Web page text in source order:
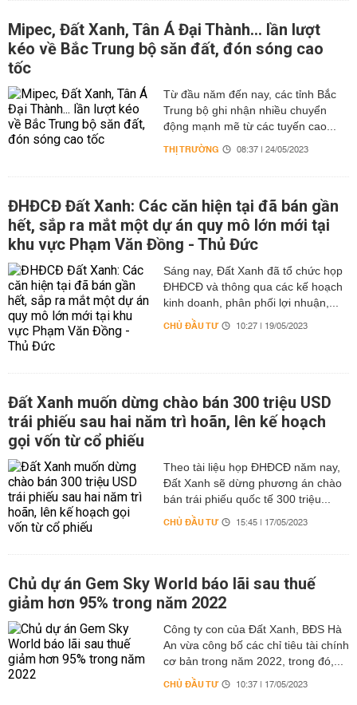
Mipec, Đất Xanh, Tân Á Đại Thành... lần lượt
kéo về Bắc Trung bộ săn đất, đón sóng cao
tốc
Từ đầu năm đến nay, các tỉnh Bắc
Trung bộ ghi nhận nhiều chuyển
động mạnh mẽ từ các tuyến cao...
THỊ TRƯỜNG 08:37 | 24/05/2023
ĐHĐCĐ Đất Xanh: Các căn hiện tại đã bán gần
hết, sắp ra mắt một dự án quy mô lớn mới tại
khu vực Phạm Văn Đồng - Thủ Đức
Sáng nay, Đất Xanh đã tổ chức họp
ĐHĐCĐ và thông qua các kế hoạch
kinh doanh, phân phối lợi nhuận,...
CHỦ ĐẦU TƯ 10:27 | 19/05/2023
Đất Xanh muốn dừng chào bán 300 triệu USD
trái phiếu sau hai năm trì hoãn, lên kế hoạch
gọi vốn từ cổ phiếu
Theo tài liệu họp ĐHĐCĐ năm nay,
Đất Xanh sẽ dừng phương án chào
bán trái phiếu quốc tế 300 triệu...
CHỦ ĐẦU TƯ 15:45 | 17/05/2023
Chủ dự án Gem Sky World báo lãi sau thuế
giảm hơn 95% trong năm 2022
Công ty con của Đất Xanh, BĐS Hà
An vừa công bố các chỉ tiêu tài chính
cơ bản trong năm 2022, trong đó,...
CHỦ ĐẦU TƯ 10:37 | 17/05/2023